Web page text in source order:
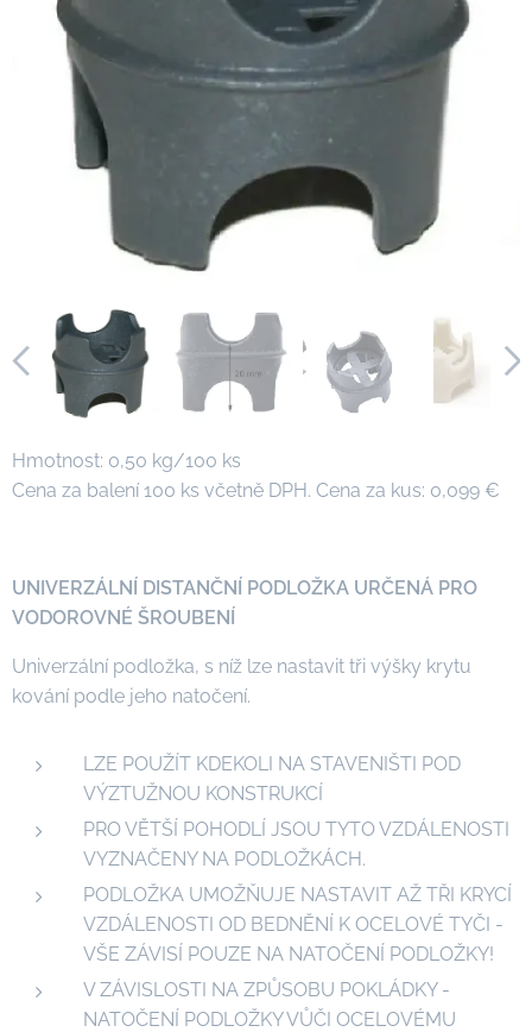
Hmotnost: 0,50 kg/100 ks
Cena za balení 100 ks včetně DPH. Cena za kus: 0,099 €
UNIVERZÁLNÍ DISTANČNÍ PODLOŽKA URČENÁ PRO
VODOROVNÉ ŠROUBENÍ
Univerzální podložka, s níž lze nastavit tři výšky krytu
kování podle jeho natočení.
LZE POUŽÍT KDEKOLI NA STAVENIŠTI POD
VÝZTUŽNOU KONSTRUKCÍ
PRO VĚTŠÍ POHODLÍ JSOU TYTO VZDÁLENOSTI
VYZNAČENY NA PODLOŽKÁCH.
PODLOŽKA UMOŽŇUJE NASTAVIT AŽ TŘI KRYCÍ
VZDÁLENOSTI OD BEDNĚNÍ K OCELOVÉ TYČI -
VŠE ZÁVISÍ POUZE NA NATOČENÍ PODLOŽKY!
V ZÁVISLOSTI NA ZPŮSOBU POKLÁDKY -
NATOČENÍ PODLOŽKY VŮČI OCELOVÉMU